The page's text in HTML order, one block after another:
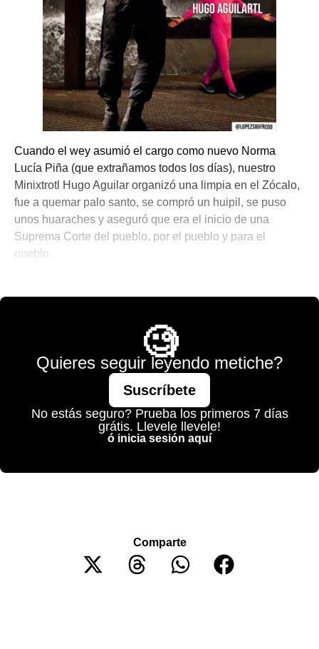
Cuando el wey asumió el cargo como nuevo Norma
Lucía Piña (que extrañamos todos los días), nuestro
Minixtrotl Hugo Aguilar organizó una limpia en el Zócalo,
fue a quemar palo santo, se compró un huipil, se puso
unos huaraches y aseguró que era el inicio de una
Suprema Corte del pueblo, por el pueblo y para el
pueblo.
🧐
Quieres seguir leyendo metiche?
Suscríbete
No estás seguro? Prueba los primeros 7 días
grátis. Llevele llevele!
ó inicia sesión aquí
Comparte